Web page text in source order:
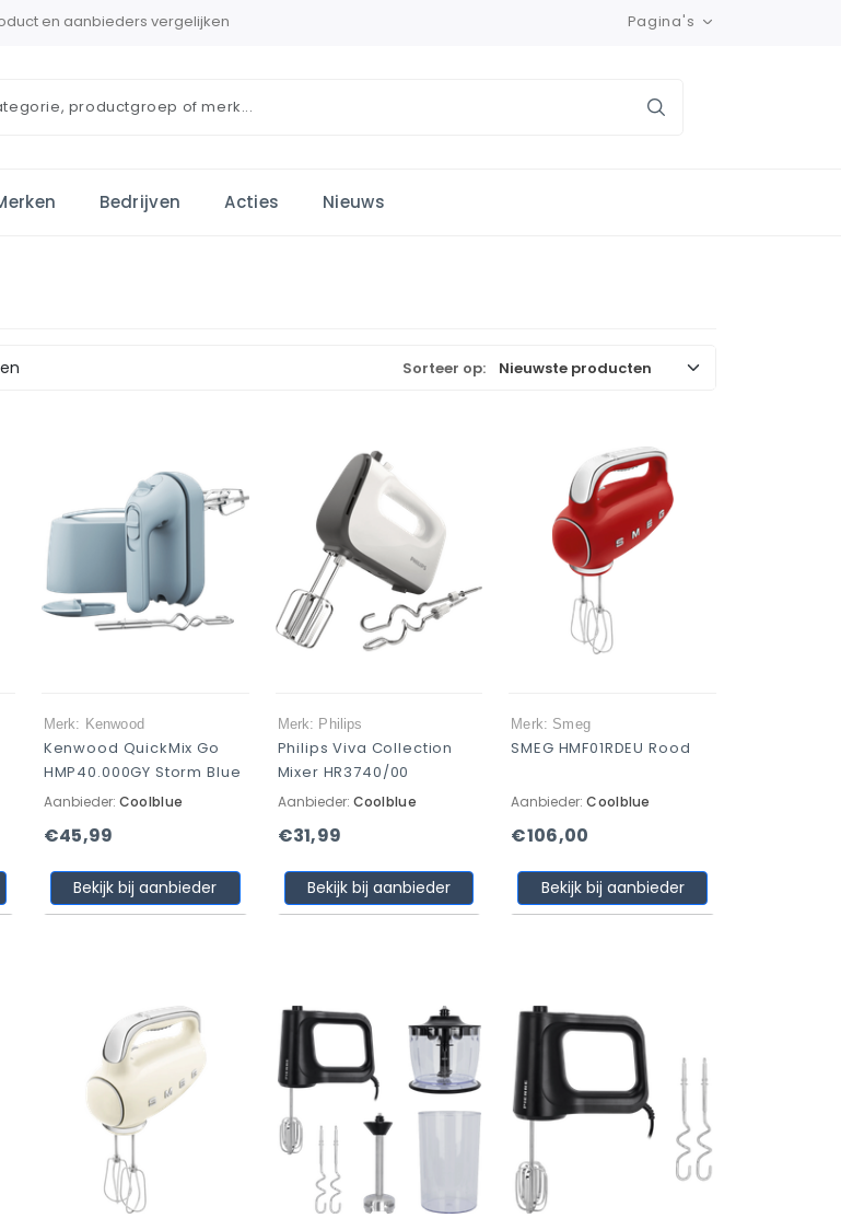
en aanbieders vergelijken Pagina's
Bedrijven Acties Nieuws
Sorteer op:
Merk: Kenwood
Kenwood QuickMix Go
HMP40.000GY Storm Blue
Aanbieder: Coolblue
€45,99
Bekijk bij aanbieder
Merk: Philips
Philips Viva Collection
Mixer HR3740/00
Aanbieder: Coolblue
€31,99
Bekijk bij aanbieder
Merk: Smeg
SMEG HMF01RDEU Rood
Aanbieder:Coolblue
€106,00
Bekijk bij aanbieder